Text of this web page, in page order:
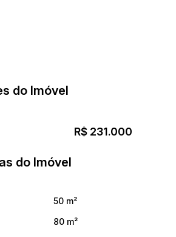
do Imóvel
R$ 231.000
do Imóvel
50 m²
80 m²